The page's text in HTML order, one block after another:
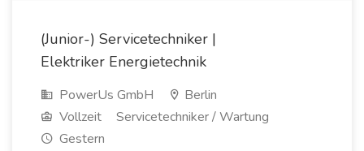
(Junior-) Servicetechniker |
Elektriker Energietechnik
PowerUs GmbH
Berlin
Vollzeit
Servicetechniker / Wartung
Gestern